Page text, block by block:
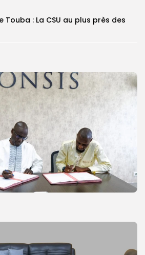
Touba : La CSU au plus près des